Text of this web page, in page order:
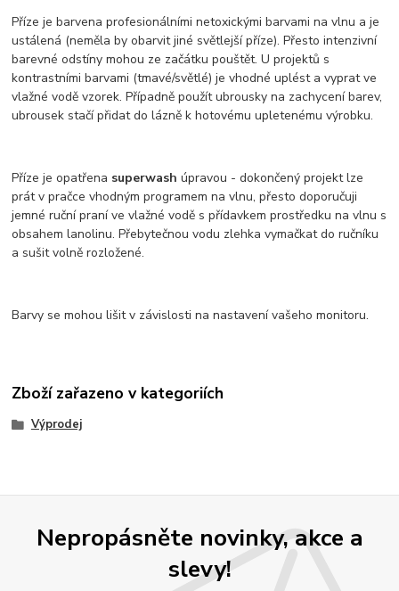
Příze je barvena profesionálními netoxickými barvami na vlnu a je
ustálená (neměla by obarvit jiné světlejší příze). Přesto intenzivní
barevné odstíny mohou ze začátku pouštět. U projektů s
kontrastními barvami (tmavé/světlé) je vhodné uplést a vyprat ve
vlažné vodě vzorek. Případně použít ubrousky na zachycení barev,
ubrousek stačí přidat do lázně k hotovému upletenému výrobku.
Příze je opatřena superwash úpravou - dokončený projekt lze
prát v pračce vhodným programem na vlnu, přesto doporučuji
jemné ruční praní ve vlažné vodě s přídavkem prostředku na vlnu s
obsahem lanolinu. Přebytečnou vodu zlehka vymačkat do ručníku
a sušit volně rozložené.
Barvy se mohou lišit v závislosti na nastavení vašeho monitoru.
Zboží zařazeno v kategoriích
Výprodej
Nepropásněte novinky, akce a
slevy!